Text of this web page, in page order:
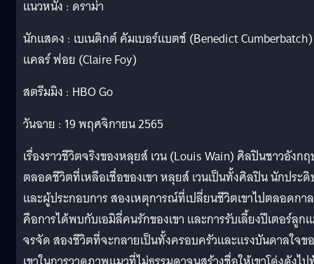
แนวหนัง : ดราม่า
นักแสดง : เบเนดิกต์ คัมเบอร์แบตช์ (Benedict Cumberbatch)
แคลร์ ฟอย (Claire Foy)
สตรีมมิง : HBO Go
วันฉาย : 19 พฤศจิกายน 2565
เรื่องราวชีวิตจริงของหลุยส์ เวน (Louis Wain) ศิลปินชาวอังก
ตลอดชีวิตที่เหลือเชื่อของเขา หลุยส์ เวนเป็นทั้งศิลปิน นักประ
และผู้ประกอบการ สองเหตุการณ์ที่เปลี่ยนชีวิตเขาไปตลอดกาล
คือการได้พบกับเอมิลี่คนรักของเขา และการรับเลี้ยงปีเตอร์ลูก
จรจัด สองชีวิตที่จะกลายเป็นทั้งครอบครัวและแรงบันดาลใจข